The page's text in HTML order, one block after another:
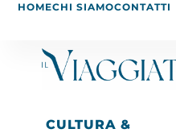
HOMECHI SIAMOCONTATTI
CULTURA &